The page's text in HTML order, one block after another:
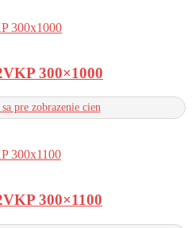
300×1000
pre zobrazenie cien
300×1100